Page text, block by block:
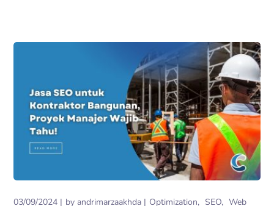
03/09/2024 by andrimarzaakhda Optimization SEO Web